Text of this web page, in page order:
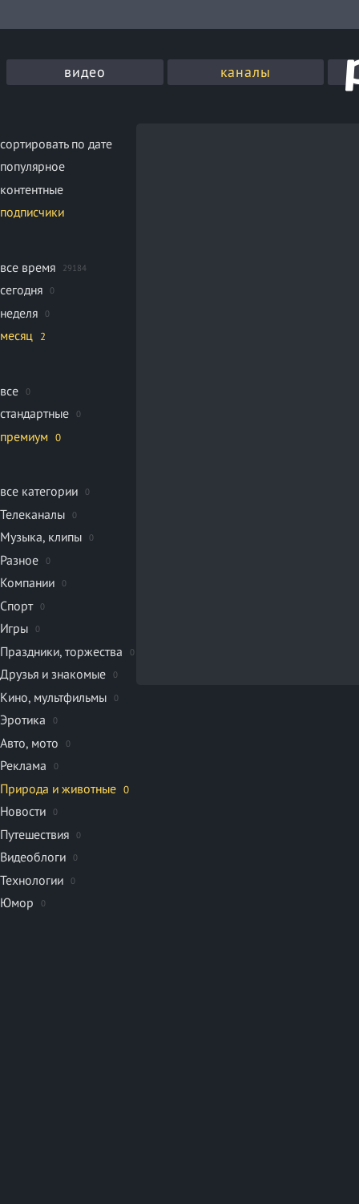
видео каналы
сортировать по дате
популярное
контентные
подписчики
все время 29184
сегодня 0
неделя 0
месяц 2
все 0
стандартные 0
премиум 0
все категории 0
Телеканалы 0
Музыка, клипы 0
Разное 0
Компании 0
Спорт 0
Игры 0
Праздники, торжества 0
Друзья и знакомые 0
Кино, мультфильмы 0
Эротика 0
Авто, мото 0
Реклама 0
Природа и животные 0
Новости 0
Путешествия 0
Видеоблоги 0
Технологии 0
Юмор 0